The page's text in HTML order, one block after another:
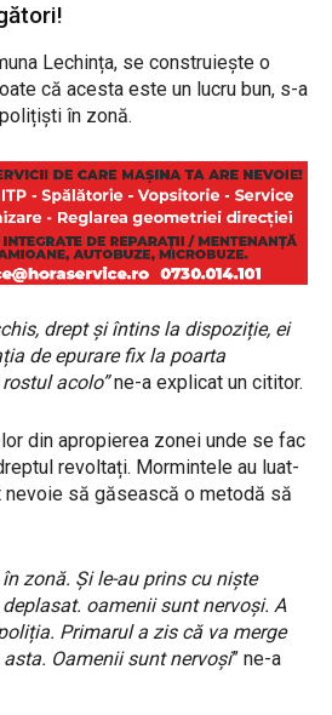
Lechința, se construiește o
că acesta este un lucru bun, s-a
în zonă.
drept și întins la dispoziție, ei
de epurare fix la poarta
acolo”ne-a explicat un cititor.
din apropierea zonei unde se fac
revoltați. Mormintele au luat-
nevoie să găsească o metodă să
zonă. Și le-au prins cu niște
oamenii sunt nervoși. A
Primarul a zis că va merge
Oamenii sunt nervoși” ne-a